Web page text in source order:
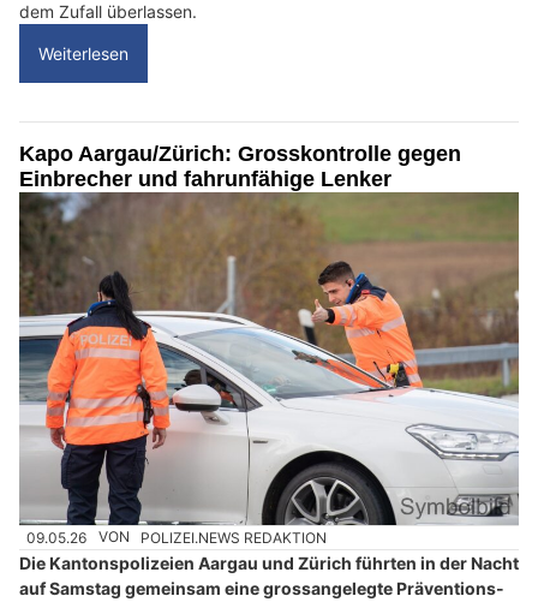
dem Zufall überlassen.
Weiterlesen
Kapo Aargau/Zürich: Grosskontrolle gegen
Einbrecher und fahrunfähige Lenker
09.05.26 VON POLIZEI.NEWS REDAKTION
Die Kantonspolizeien Aargau und Zürich führten in der Nacht
auf Samstag gemeinsam eine grossangelegte Präventions-